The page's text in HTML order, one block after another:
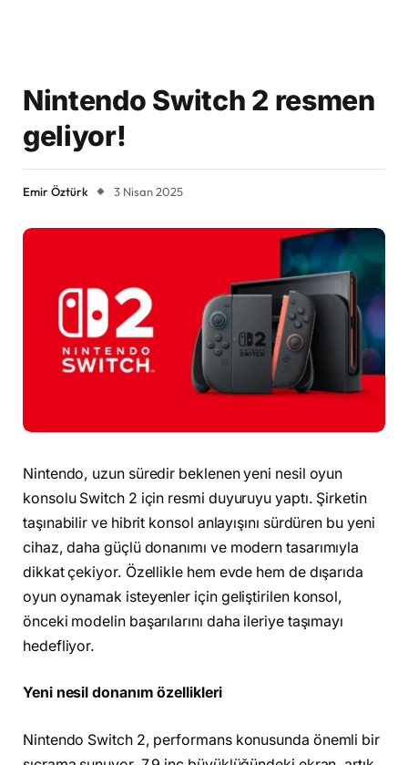
Nintendo Switch 2 resmen
geliyor!
Emir Öztürk 3 Nisan 2025
Nintendo, uzun süredir beklenen yeni nesil oyun
konsolu Switch 2 için resmi duyuruyu yaptı. Şirketin
taşınabilir ve hibrit konsol anlayışını sürdüren bu yeni
cihaz, daha güçlü donanımı ve modern tasarımıyla
dikkat çekiyor. Özellikle hem evde hem de dışarıda
oyun oynamak isteyenler için geliştirilen konsol,
önceki modelin başarılarını daha ileriye taşımayı
hedefliyor.
Yeni nesil donanım özellikleri
Nintendo Switch 2, performans konusunda önemli bir